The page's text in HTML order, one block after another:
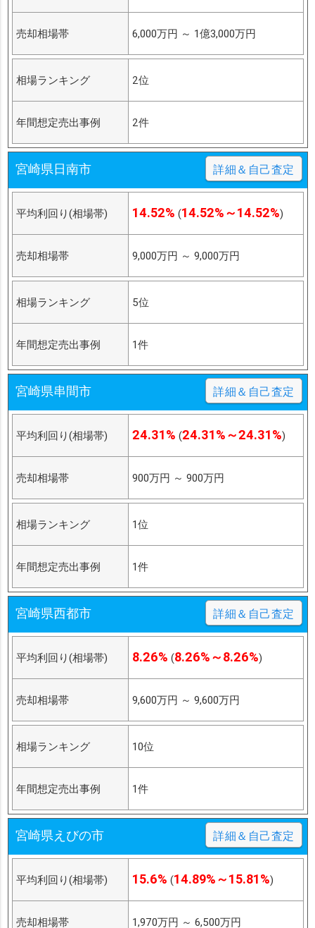
売却相場帯 6,000万円 ～ 1億3,000万円
相場ランキング 2位
年間想定売出事例 2件
宮崎県日南市 詳細＆自己査定
平均利回り(相場帯) 14.52% (14.52%～14.52%)
売却相場帯 9,000万円 ～ 9,000万円
相場ランキング 5位
年間想定売出事例 1件
宮崎県串間市 詳細＆自己査定
平均利回り(相場帯) 24.31% (24.31%～24.31%)
売却相場帯 900万円 ～ 900万円
相場ランキング 1位
年間想定売出事例 1件
宮崎県西都市 詳細＆自己査定
平均利回り(相場帯) 8.26% (8.26%～8.26%)
売却相場帯 9,600万円 ～ 9,600万円
相場ランキング 10位
年間想定売出事例 1件
宮崎県えびの市 詳細＆自己査定
平均利回り(相場帯) 15.6% (14.89%～15.81%)
売却相場帯 1,970万円 ～ 6,500万円